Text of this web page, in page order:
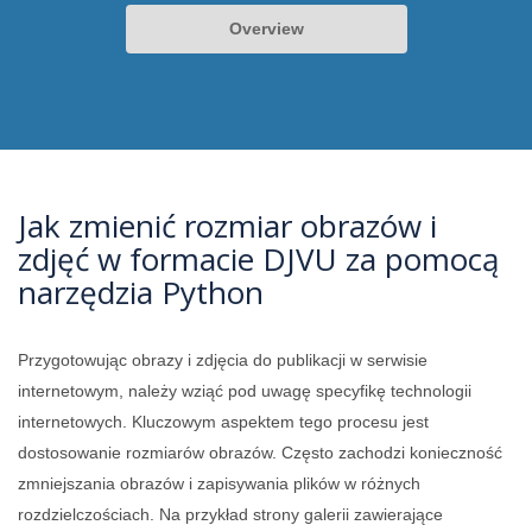
Overview
Jak zmienić rozmiar obrazów i
zdjęć w formacie DJVU za pomocą
narzędzia Python
Przygotowując obrazy i zdjęcia do publikacji w serwisie
internetowym, należy wziąć pod uwagę specyfikę technologii
internetowych. Kluczowym aspektem tego procesu jest
dostosowanie rozmiarów obrazów. Często zachodzi konieczność
zmniejszania obrazów i zapisywania plików w różnych
rozdzielczościach. Na przykład strony galerii zawierające